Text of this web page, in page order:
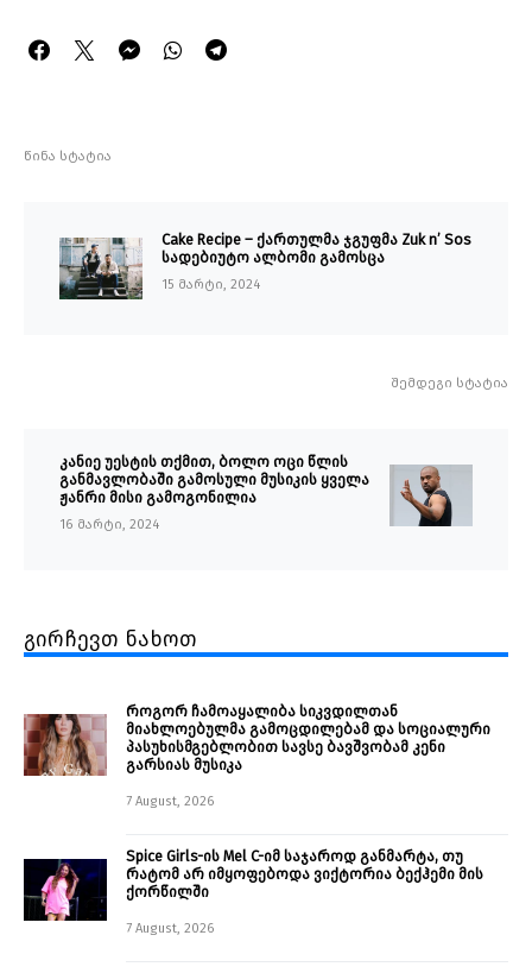
წინა სტატია
Cake Recipe – ქართულმა ჯგუფმა Zuk n’ Sos
სადებიუტო ალბომი გამოსცა
15 მარტი, 2024
შემდეგი სტატია
კანიე უესტის თქმით, ბოლო ოცი წლის
განმავლობაში გამოსული მუსიკის ყველა
ჟანრი მისი გამოგონილია
16 მარტი, 2024
გირჩევთ ნახოთ
როგორ ჩამოაყალიბა სიკვდილთან
მიახლოებულმა გამოცდილებამ და სოციალური
პასუხისმგებლობით სავსე ბავშვობამ კენი
გარსიას მუსიკა
7 August, 2026
Spice Girls-ის Mel C-იმ საჯაროდ განმარტა, თუ
რატომ არ იმყოფებოდა ვიქტორია ბექჰემი მის
ქორწილში
7 August, 2026